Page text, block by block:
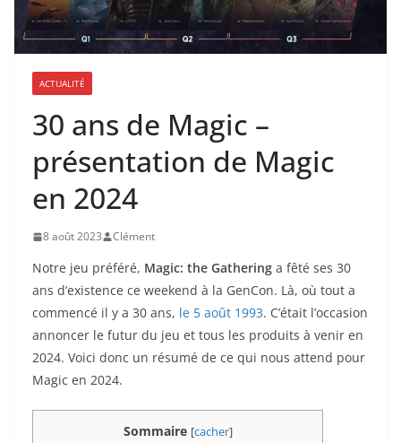
ACTUALITÉ
30 ans de Magic –
présentation de Magic
en 2024
8 août 2023 Clément
Notre jeu préféré, Magic: the Gathering a fêté ses 30
ans d’existence ce weekend à la GenCon. Là, où tout a
commencé il y a 30 ans, le 5 août 1993. C’était l’occasion
annoncer le futur du jeu et tous les produits à venir en
2024. Voici donc un résumé de ce qui nous attend pour
Magic en 2024.
Sommaire [cacher]